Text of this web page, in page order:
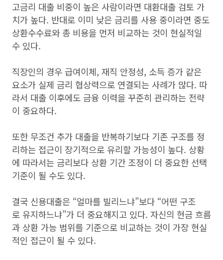
고금리 대출 비중이 높은 사람이라면 대환대출 검토 가
치가 높다. 반대로 이미 낮은 금리를 사용 중이라면 중도
상환수수료와 총 비용을 먼저 비교하는 것이 현실적일
수 있다.
직장인의 경우 급여이체, 재직 안정성, 소득 증가 같은
요소가 실제 금리 협상력으로 연결되는 사례가 많다. 따
라서 대출 이후에도 금융 이력을 꾸준히 관리하는 전략
이 중요하다.
또한 무조건 추가 대출을 반복하기보다 기존 구조를 정
리하는 접근이 장기적으로 유리할 가능성이 높다. 상황
에 따라서는 금리보다 상환 기간 조정이 더 중요한 선택
기준이 될 수도 있다.
결국 신용대출은 “얼마를 빌리느냐”보다 “어떤 구조
로 유지하느냐”가 더 중요해지고 있다. 자신의 현금 흐름
과 상환 가능 범위를 기준으로 비교하는 것이 가장 현실
적인 접근이 될 수 있다.